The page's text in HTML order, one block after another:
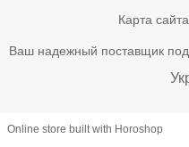
Карта
Ваш надежный поставщик
Online store built with Horoshop